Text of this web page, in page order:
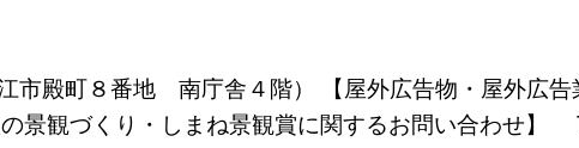
殿町８番地 南庁舎４階） 【屋外広告物・屋外広告
景観づくり・しまね景観賞に関するお問い合わせ】